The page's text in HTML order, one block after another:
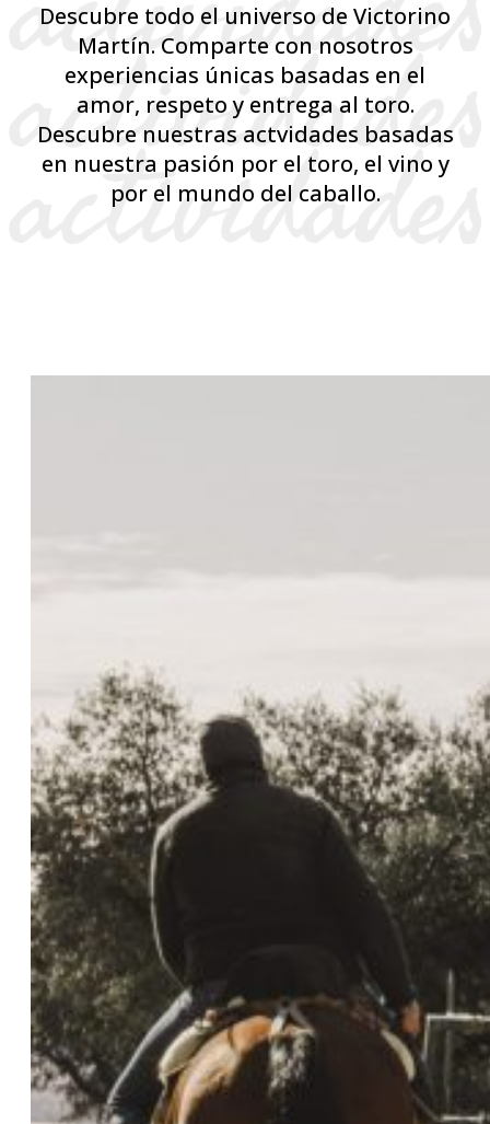
Descubre todo el universo de Victorino
Martín. Comparte con nosotros
experiencias únicas basadas en el
amor, respeto y entrega al toro.
Descubre nuestras actvidades basadas
en nuestra pasión por el toro, el vino y
por el mundo del caballo.